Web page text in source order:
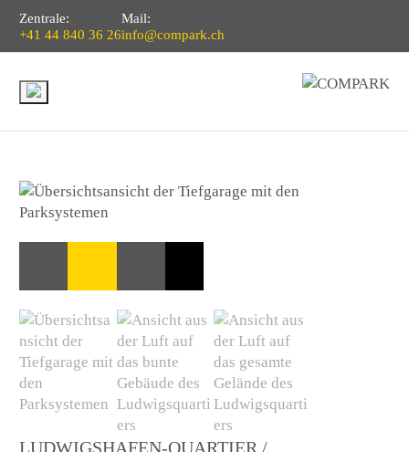
Zentrale:
+41 44 840 36 26
Mail:
info@compark.ch
LUDWIGSHAFEN-QUARTIER /